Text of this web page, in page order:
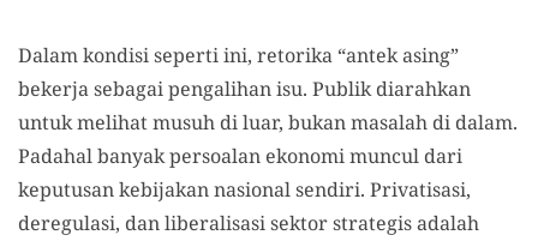
Dalam kondisi seperti ini, retorika “antek asing”
bekerja sebagai pengalihan isu. Publik diarahkan
untuk melihat musuh di luar, bukan masalah di dalam.
Padahal banyak persoalan ekonomi muncul dari
keputusan kebijakan nasional sendiri. Privatisasi,
deregulasi, dan liberalisasi sektor strategis adalah